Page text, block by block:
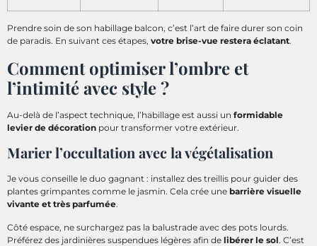
Prendre soin de son habillage balcon, c’est l’art de faire durer son coin
de paradis. En suivant ces étapes, votre brise-vue restera éclatant.
Comment optimiser l’ombre et
l’intimité avec style ?
Au-delà de l’aspect technique, l’habillage est aussi un formidable
levier de décoration pour transformer votre extérieur.
Marier l’occultation avec la végétalisation
Je vous conseille le duo gagnant : installez des treillis pour guider des
plantes grimpantes comme le jasmin. Cela crée une barrière visuelle
vivante et très parfumée.
Côté espace, ne surchargez pas la balustrade avec des pots lourds.
Préférez des jardinières suspendues légères afin de libérer le sol. C’est